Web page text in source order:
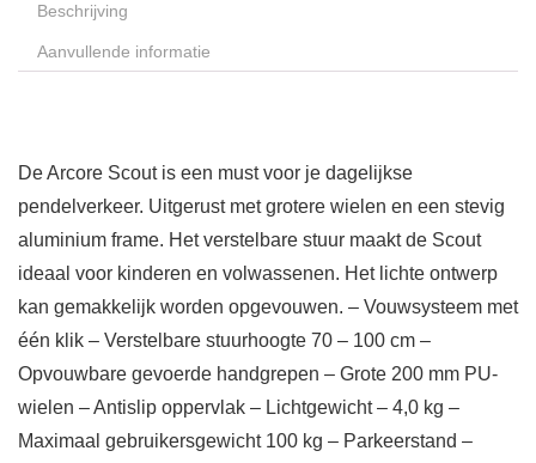
Beschrijving
Aanvullende informatie
De Arcore Scout is een must voor je dagelijkse
pendelverkeer. Uitgerust met grotere wielen en een stevig
aluminium frame. Het verstelbare stuur maakt de Scout
ideaal voor kinderen en volwassenen. Het lichte ontwerp
kan gemakkelijk worden opgevouwen. – Vouwsysteem met
één klik – Verstelbare stuurhoogte 70 – 100 cm –
Opvouwbare gevoerde handgrepen – Grote 200 mm PU-
wielen – Antislip oppervlak – Lichtgewicht – 4,0 kg –
Maximaal gebruikersgewicht 100 kg – Parkeerstand –